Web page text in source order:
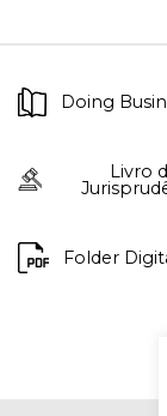
Doing
Livro
Folder